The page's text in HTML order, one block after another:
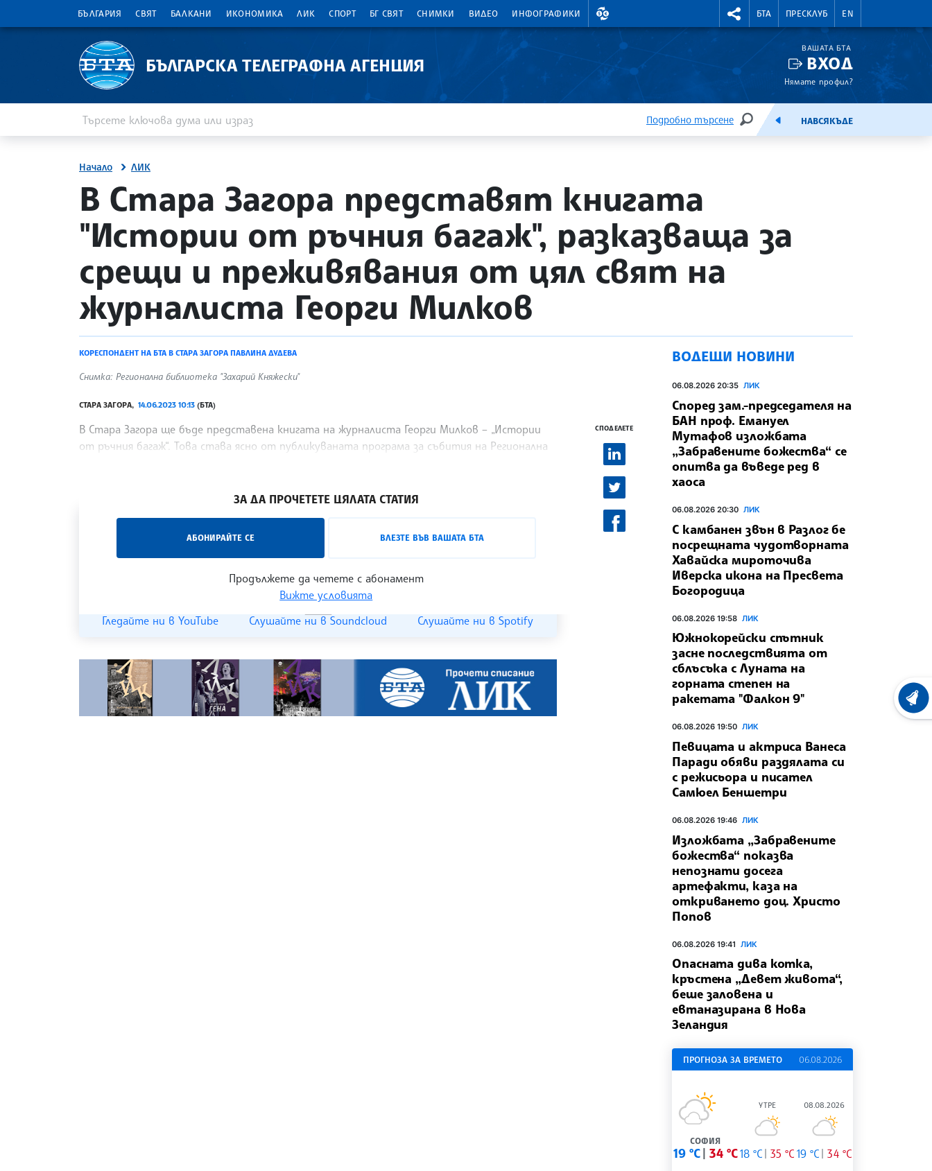
БЪЛГАРИЯ СВЯТ БАЛКАНИ ИКОНОМИКА ЛИК СПОРТ БГ СВЯТ СНИМКИ ВИДЕО ИНФОГРАФИКИ
ВАЛУТНИ КУРСОВЕ RIGHTMENU.SOCIAL
БТА ПРЕСКЛУБ EN
БЪЛГАРСКА ТЕЛЕГРАФНА АГЕНЦИЯ
ВАШАТА БТА
ВХОД
Нямате профил?
Подробно търсене
ТЪРСЕНЕЕМИСИЯНАВСЯКЪДЕ
Начало ЛИК
site.bta
В Стара Загора представят книгата
"Истории от ръчния багаж", разказваща за
срещи и преживявания от цял свят на
журналиста Георги Милков
КОРЕСПОНДЕНТ НА БТА В СТАРА ЗАГОРА ПАВЛИНА ДУДЕВА
Снимка: Регионална библиотека "Захарий Княжески"
СТАРА ЗАГОРА, 14.06.2023 10:13 (БТА)
В Стара Загора ще бъде представена книгата на журналиста Георги Милков – „Истории
от ръчния багаж“. Това става ясно от публикуваната програма за събития на Регионална
ЗА ДА ПРОЧЕТЕТЕ ЦЯЛАТА СТАТИЯ
АБОНИРАЙТЕ СЕ ВЛЕЗТЕ ВЪВ ВАШАТА БТА
Продължете да четете с абонамент
Вижте условията
„Час ЛИК“ на БТА е мястото за срещи отблизо с лицата на българската култура,
страницатаи вYouTube канала на БТА.
Гледайте ни в YouTube Слушайте ни в Soundcloud Слушайте ни в Spotify
СПОДЕЛЕТЕ
ВОДЕЩИ НОВИНИ
06.08.2026 20:35 ЛИК
Според зам.-председателя на
БАН проф. Емануел
Мутафов изложбата
„Забравените божества“ се
опитва да въведе ред в
хаоса
06.08.2026 20:30 ЛИК
С камбанен звън в Разлог бе
посрещната чудотворната
Хавайска мироточива
Иверска икона на Пресвета
Богородица
06.08.2026 19:58 ЛИК
Южнокорейски спътник
засне последствията от
сблъсъка с Луната на
горната степен на
ракетата "Фалкон 9"
06.08.2026 19:50 ЛИК
Певицата и актриса Ванеса
Паради обяви раздялата си
с режисьора и писател
Самюел Беншетри
06.08.2026 19:46 ЛИК
Изложбата „Забравените
божества“ показва
непознати досега
артефакти, каза на
откриването доц. Христо
Попов
06.08.2026 19:41 ЛИК
Опасната дива котка,
кръстена „Девет живота“,
беше заловена и
евтаназирана в Нова
Зеландия
ПРОГНОЗА ЗА ВРЕМЕТО 06.08.2026
СОФИЯ
19 °C 34 °C
УТРЕ
18 °C 35 °C
08.08.2026
19 °C 34 °C